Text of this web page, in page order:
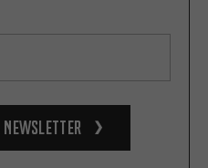
newsletter